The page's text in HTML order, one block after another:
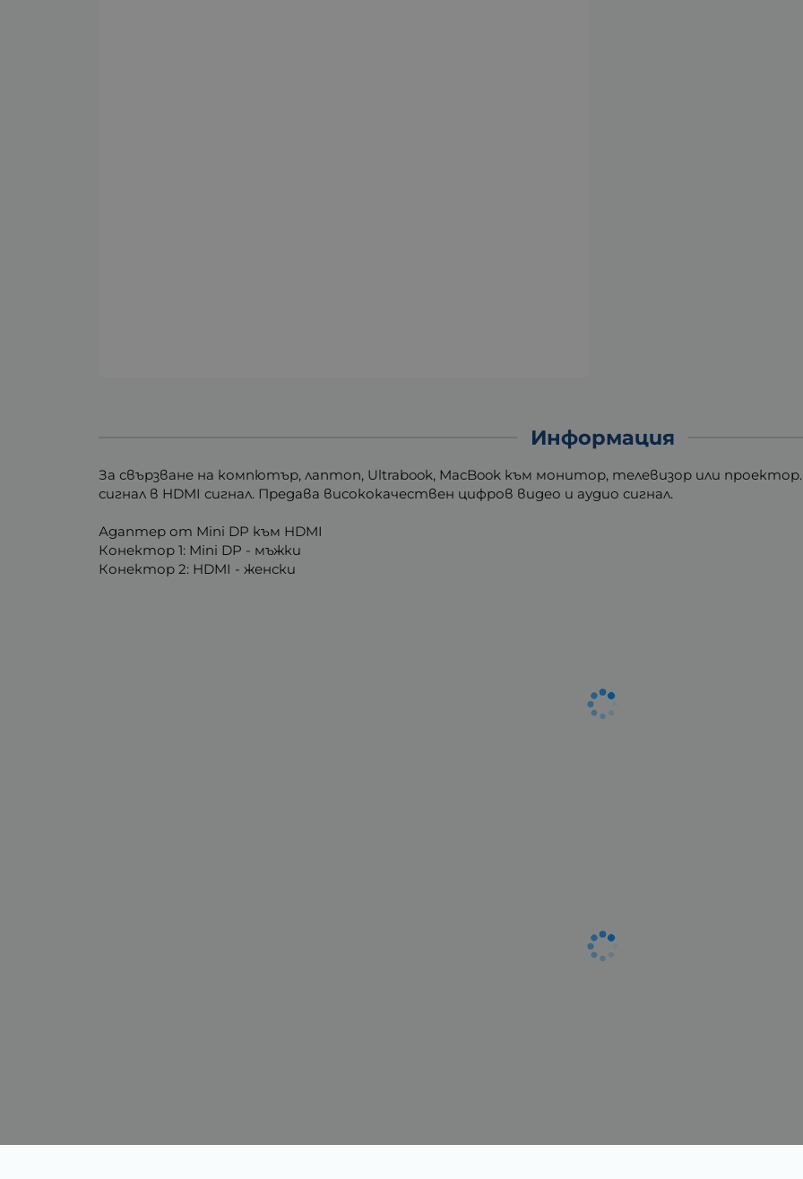
Информация
За свързване на компютър, лаптоп, Ultrabook, MacBook към монитор, телевизор или
сигнал в HDMI сигнал. Предава висококачествен цифров видео и аудио сигнал.
Адаптер от Mini DP към HDMI
Конектор 1: Mini DP - мъжки
Конектор 2: HDMI - женски